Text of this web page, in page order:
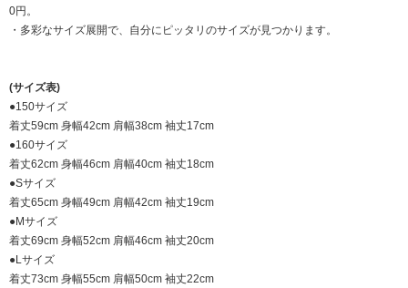
0円。
・多彩なサイズ展開で、自分にピッタリのサイズが見つかります。
(サイズ表)
●150サイズ
着丈59cm 身幅42cm 肩幅38cm 袖丈17cm
●160サイズ
着丈62cm 身幅46cm 肩幅40cm 袖丈18cm
●Sサイズ
着丈65cm 身幅49cm 肩幅42cm 袖丈19cm
●Mサイズ
着丈69cm 身幅52cm 肩幅46cm 袖丈20cm
●Lサイズ
着丈73cm 身幅55cm 肩幅50cm 袖丈22cm